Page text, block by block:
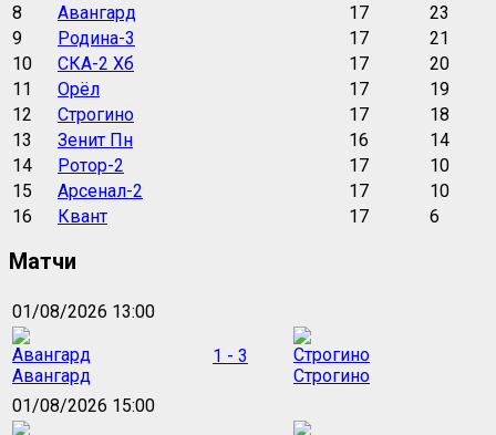
8
Авангард 17
23
9
Родина-3 17
21
10
СКА-2 Хб 17
20
11
Орёл 17
19
12
Строгино 17
18
13
Зенит Пн 16
14
14
Ротор-2 17
10
15
Арсенал-2 17
10
16
Квант 17 6
Матчи
01/08/2026 13:00
Авангард
1 - 3
Строгино
01/08/2026 15:00